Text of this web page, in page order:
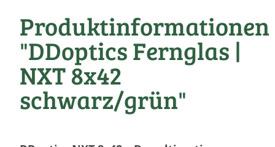
Produktinformationen
"DDoptics Fernglas |
NXT 8x42
schwarz/grün"